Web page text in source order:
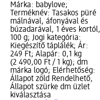
Márka: babylove;
Terméknév: Tasakos püré
málnával, áfonyával és
búzadarával, 1 éves kortól,
100 g; Jogi kategória:
Kiegészítő táplálék; Ár:
249 Ft; Alapár: 0,1 kg
(2 490,00 Ft / 1 kg); dm
márka logó; Elérhetőség:
Állapot zöld Rendelhető,
Állapot szürke dm üzlet
kiválasztása